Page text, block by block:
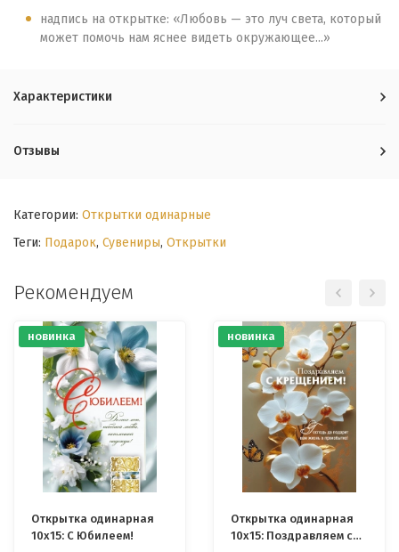
надпись на открытке: «Любовь — это луч света, который
может помочь нам яснее видеть окружающее...»
Характеристики
Отзывы
Категории: Открытки одинарные
Теги: Подарок, Сувениры, Открытки
Рекомендуем
новинка
Открытка одинарная
10x15: С Юбилеем!
новинка
Открытка одинарная
10x15: Поздравляем с